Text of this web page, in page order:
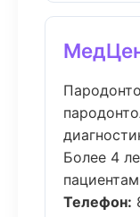
Более 4
Телефон: